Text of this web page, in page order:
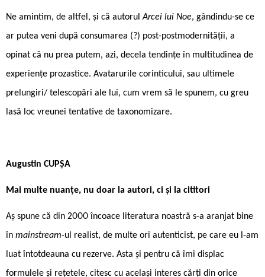
Ne amintim, de altfel, și că autorulArcei lui Noe, gândindu-se ce
ar putea veni după consumarea (?) post-postmodernității, a
opinat că nu prea putem, azi, decela tendințe în multitudinea de
experiențe prozastice. Avatarurile corinticului, sau ultimele
prelungiri/ telescopări ale lui, cum vrem să le spunem, cu greu
lasă loc vreunei tentative de taxonomizare.
Augustin CUPȘA
Mai multe nuanțe, nu doar la autori, ci și la cititori
Aș spune că din 2000 încoace literatura noastră s-a aranjat bine
în mainstream-ul realist, de multe ori autenticist, pe care eu l-am
luat întotdeauna cu rezerve. Asta și pentru că îmi displac
formulele și rețetele, citesc cu același interes cărți din orice